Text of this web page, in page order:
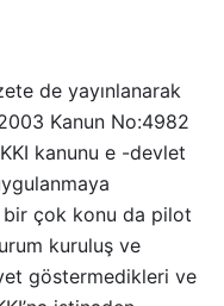
de yayınlanarak
Kanun No:4982
kanunu e -devlet
bir çok konu da pilot
kuruluş ve
göstermedikleri ve